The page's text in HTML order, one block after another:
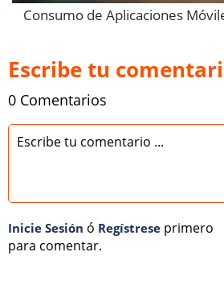
Consumo de Aplicaciones
Escribe tu
0 Comentarios
Inicie Sesión ó Regí­strese primero
para comentar.